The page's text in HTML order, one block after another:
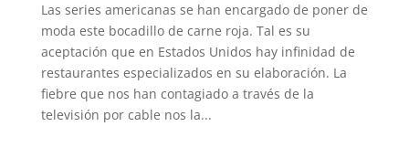
Las series americanas se han encargado de poner de
moda este bocadillo de carne roja. Tal es su
aceptación que en Estados Unidos hay infinidad de
restaurantes especializados en su elaboración. La
fiebre que nos han contagiado a través de la
televisión por cable nos la...